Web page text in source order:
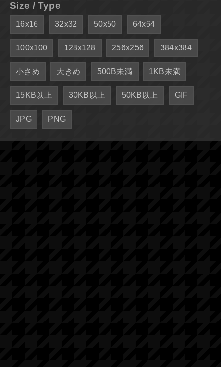
Size / Type
16x16 32x32 50x50 64x64
100x100 128x128 256x256 384x384
小さめ 大きめ 500B未満 1KB未満
15KB以上 30KB以上 50KB以上 GIF
JPG PNG